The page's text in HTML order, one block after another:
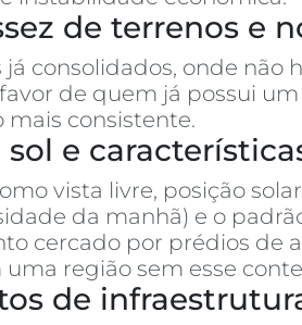
de terrenos e
já consolidados, onde
de quem já possui
mais consistente.
sol e
vista livre, posição
da manhã) e o
cercado por prédios de
uma região sem esse
de